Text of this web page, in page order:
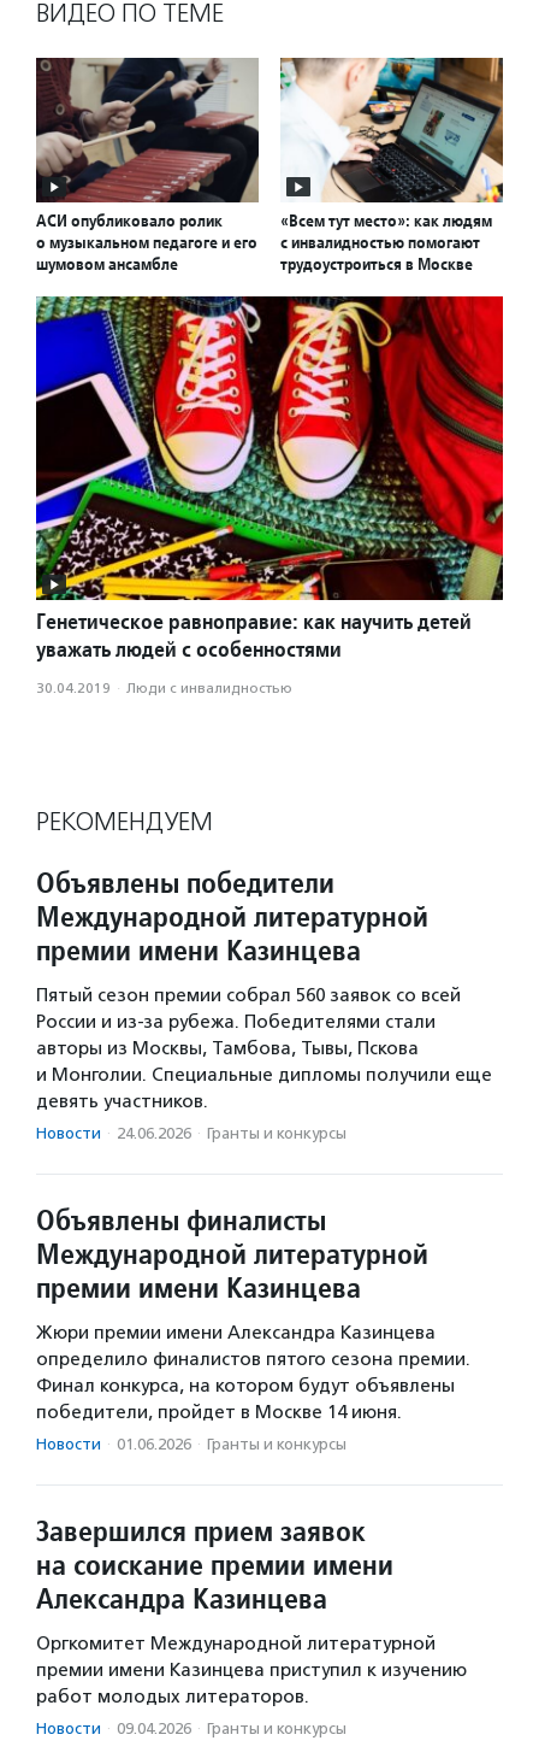
ВИДЕО ПО ТЕМЕ
АСИ опубликовало ролик
о музыкальном педагоге и его
шумовом ансамбле
«Всем тут место»: как людям
с инвалидностью помогают
трудоустроиться в Москве
Генетическое равноправие: как научить детей
уважать людей с особенностями
30.04.2019 · Люди с инвалидностью
РЕКОМЕНДУЕМ
Объявлены победители
Международной литературной
премии имени Казинцева
Пятый сезон премии собрал 560 заявок со всей
России и из-за рубежа. Победителями стали
авторы из Москвы, Тамбова, Тывы, Пскова
и Монголии. Специальные дипломы получили еще
девять участников.
Новости · 24.06.2026 · Гранты и конкурсы
Объявлены финалисты
Международной литературной
премии имени Казинцева
Жюри премии имени Александра Казинцева
определило финалистов пятого сезона премии.
Финал конкурса, на котором будут объявлены
победители, пройдет в Москве 14 июня.
Новости · 01.06.2026 · Гранты и конкурсы
Завершился прием заявок
на соискание премии имени
Александра Казинцева
Оргкомитет Международной литературной
премии имени Казинцева приступил к изучению
работ молодых литераторов.
Новости · 09.04.2026 · Гранты и конкурсы